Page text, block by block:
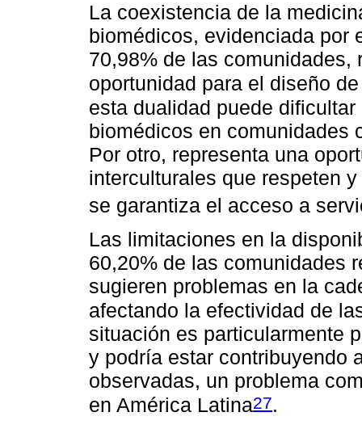
La coexistencia de la
biomédicos, evidenciada por
70,98% de las
oportunidad para el diseño
esta dualidad puede
biomédicos en comunidades
Por otro, representa una
interculturales que respeten
se garantiza el acceso a
Las limitaciones en la
60,20% de las comunidades
sugieren problemas en la
afectando la efectividad de
situación es particularmente
y podría estar contribuyendo
observadas, un problema
en América Latina27.